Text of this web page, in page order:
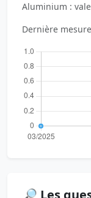
Aluminium :
Dernière